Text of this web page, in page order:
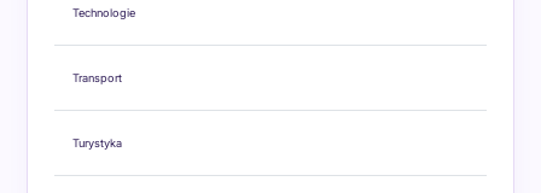
Technologie
Transport
Turystyka